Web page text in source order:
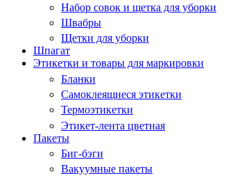
Набор совок и щетка для уборки
Швабры
Щетки для уборки
Шпагат
Этикетки и товары для маркировки
Бланки
Самоклеящиеся этикетки
Термоэтикетки
Этикет-лента цветная
Пакеты
Биг-бэги
Вакуумные пакеты